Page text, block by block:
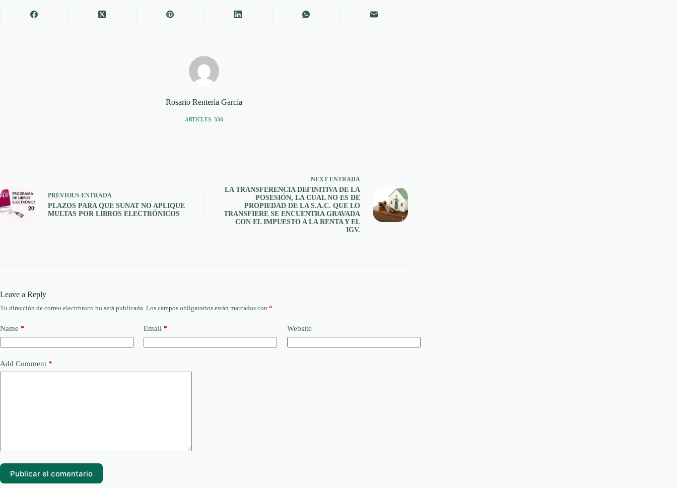
Rosario Rentería García
ARTICLES: 338
PREVIOUS ENTRADA
PLAZOS PARA QUE SUNAT NO APLIQUE
MULTAS POR LIBROS ELECTRÓNICOS
NEXTENTRADA
LA TRANSFERENCIA DEFINITIVA DE LA
POSESIÓN, LA CUAL NO ES DE
PROPIEDAD DE LA S.A.C. QUE LO
TRANSFIERE SE ENCUENTRA GRAVADA
CON EL IMPUESTO A LA RENTA Y EL
IGV.
Leave a Reply
Tu dirección de correo electrónico no será publicada. Los campos obligatorios están marcados con *
Name * Email * Website
Add Comment *
Publicar el comentario